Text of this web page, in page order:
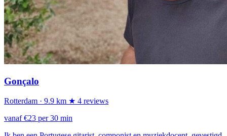
Gonçalo
Rotterdam · 9.9 km ★ 4 reviews
vanaf €23 per 30 min